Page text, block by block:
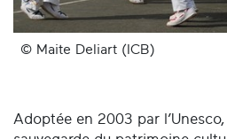
© Maite Deliart (ICB)
Adoptée en 2003 par